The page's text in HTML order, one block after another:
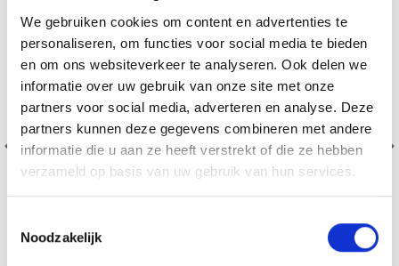
We gebruiken cookies om content en advertenties te
personaliseren, om functies voor social media te bieden
en om ons websiteverkeer te analyseren. Ook delen we
informatie over uw gebruik van onze site met onze
partners voor social media, adverteren en analyse. Deze
partners kunnen deze gegevens combineren met andere
informatie die u aan ze heeft verstrekt of die ze hebben
verzameld op basis van uw gebruik van hun services.
Noodzakelijk